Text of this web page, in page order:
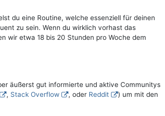
du eine Routine, welche essenziell für deinen
zu sein. Wenn du wirklich vorhast das
wir etwa 18 bis 20 Stunden pro Woche dem
äußerst gut informierte und aktive Communitys
, Stack Overflow , oder Reddit
) um mit den